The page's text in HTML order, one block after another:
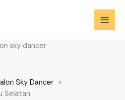
Sky Dancer
»
Selatan